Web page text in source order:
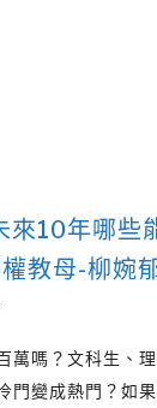
10年哪些
教母-柳婉
萬嗎？文科生、
門變成熱門？如